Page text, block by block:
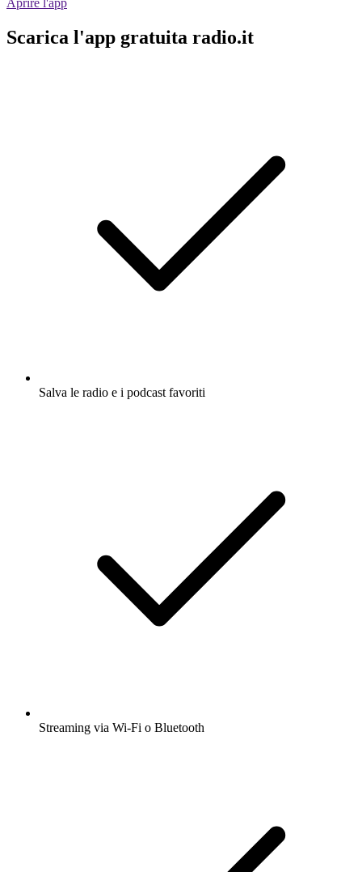
Aprire l'app
Scarica l'app gratuita radio.it
Salva le radio e i podcast favoriti
Streaming via Wi-Fi o Bluetooth